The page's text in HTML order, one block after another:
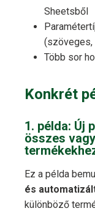
Sheetsből
(szöveges,
Több sor
Konkrét
1. példa: Új
összes
Ez a példa
és
különböző